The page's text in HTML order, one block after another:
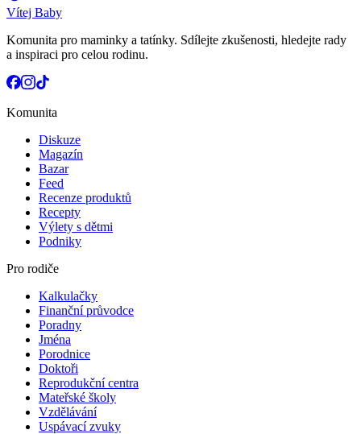
Vítej Baby
Komunita pro maminky a tatínky. Sdílejte zkušenosti, hledejte rady
a inspiraci pro celou rodinu.
Komunita
Diskuze
Magazín
Bazar
Feed
Recenze produktů
Recepty
Výlety s dětmi
Podniky
Pro rodiče
Kalkulačky
Finanční průvodce
Poradny
Jména
Porodnice
Doktoři
Reprodukční centra
Mateřské školy
Vzdělávání
Uspávací zvuky